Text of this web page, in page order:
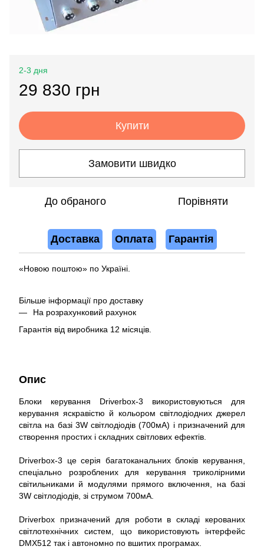
2-3 дня
29 830 грн
Купити
Замовити швидко
До обраного Порівняти
Доставка Оплата Гарантія
«Новою поштою» по Україні.
Більше інформації про доставку
На розрахунковий рахунок
Гарантія від виробника 12 місяців.
Опис
Блоки керування Driverbox-3 використовуються для
керування яскравістю й кольором світлодіодних джерел
світла на базі 3W світлодіодів (700мА) і призначений для
створення простих і складних світлових ефектів.
Driverbox-3 це серія багатоканальних блоків керування,
спеціально розроблених для керування триколірними
світильниками й модулями прямого включення, на базі
3W світлодіодів, зі струмом 700мА.
Driverbox призначений для роботи в складі керованих
світлотехнічних систем, що використовують інтерфейс
DMX512 так і автономно по вшитих програмах.